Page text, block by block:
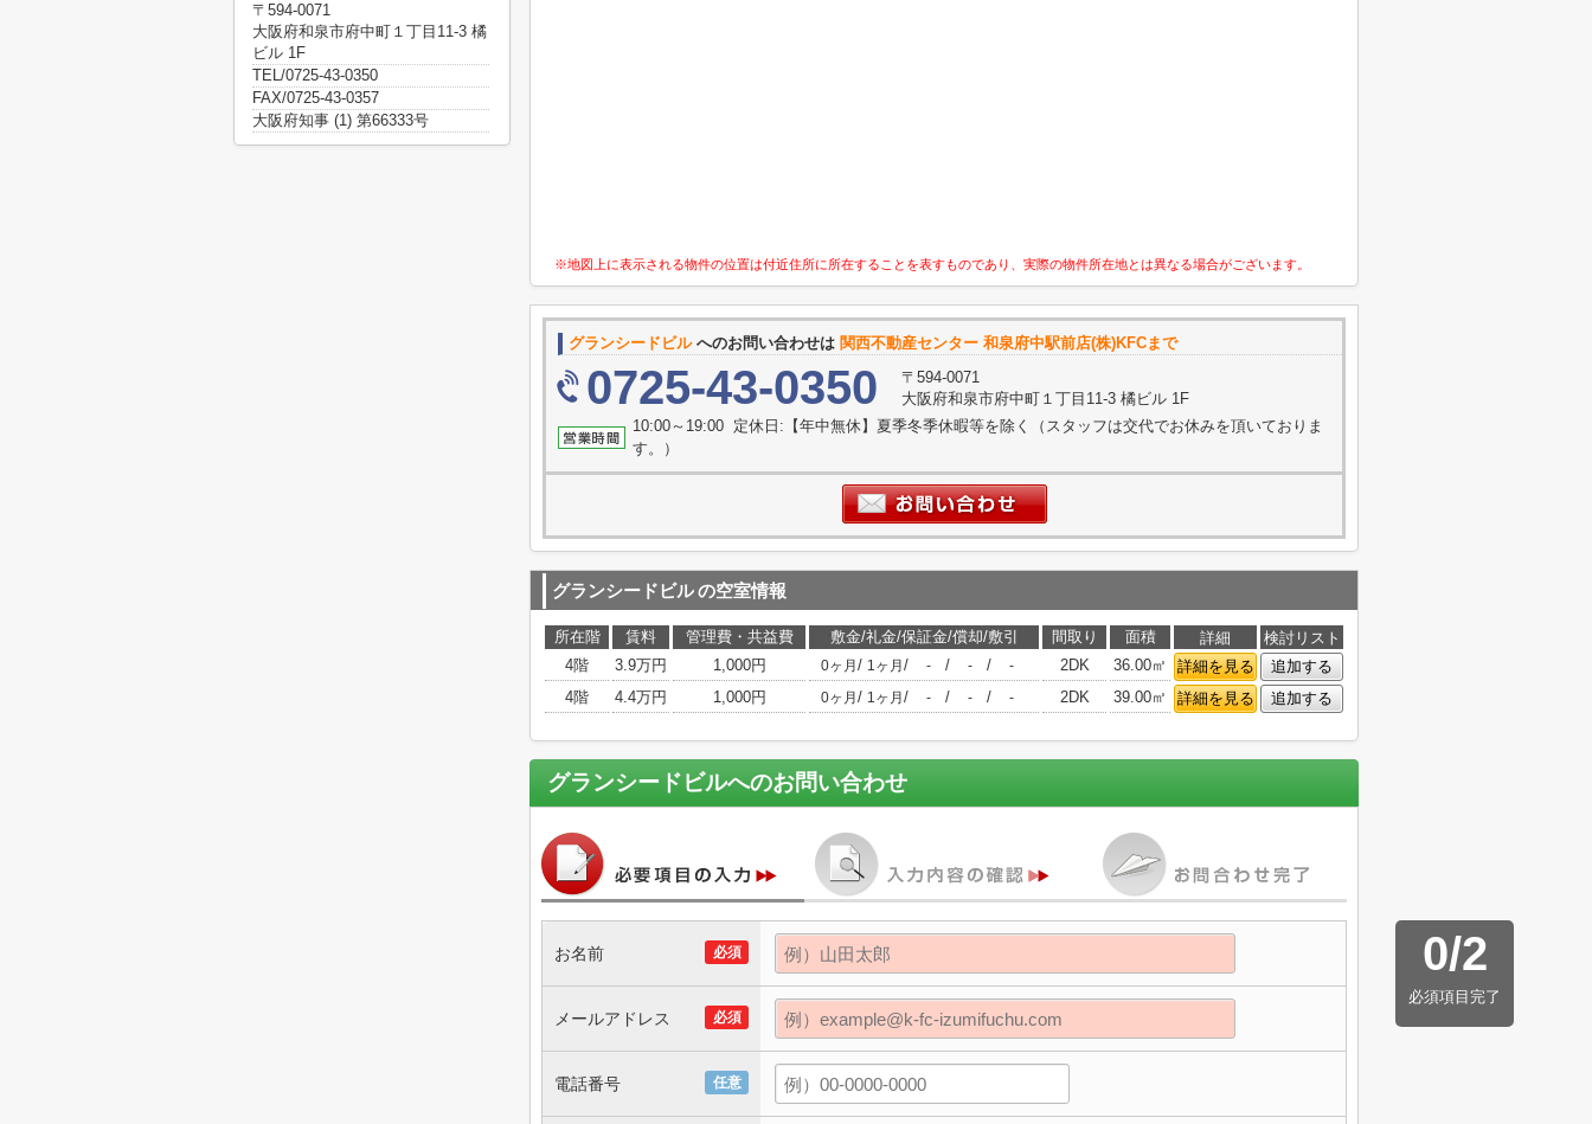
※地図上に表示される物件の位置は付近住所に所在することを表すものであり、実際の物件所在地とは異なる場合がございます。
グランシードビルへのお問い合わせは 関西不動産センター 和泉府中駅前店(株)KFCまで
0725-43-0350
〒594-0071
大阪府和泉市府中町１丁目11-3 橘ビル 1F
10:00～19:00 定休日:【年中無休】夏季冬季休暇等を除く（スタッフは交代でお休みを頂いておりま
す。）
グランシードビルの空室情報
所在階 賃料 管理費・共益費 敷金/礼金/保証金/償却/敷引 間取り 面積 詳細
検討リスト
4階
3.9万円 1,000円 0ヶ月 / 1ヶ月 / - / - / - 2DK 36.00㎡ 詳細を見る
追加する
4階
4.4万円 1,000円 0ヶ月 / 1ヶ月 / - / - / - 2DK 39.00㎡ 詳細を見る 追加する
グランシードビルへのお問い合わせ
0/2
必須項目完了
必須
お名前
必須
メールアドレス
任意
電話番号
〒594-0071
大阪府和泉市府中町１丁目11-3 橘
ビル 1F
TEL/0725-43-0350
FAX/0725-43-0357
大阪府知事 (1) 第66333号